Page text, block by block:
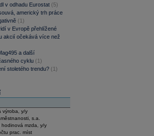
v odhadu Eurostat (5)
americký trh práce
(1)
v Evropě přehlížené
akcií očekává více než
a další
cyklu (1)
stoletého trendu? (1)
výroba, y/y
s.a.
hodinová mzda, y/y
prac. míst